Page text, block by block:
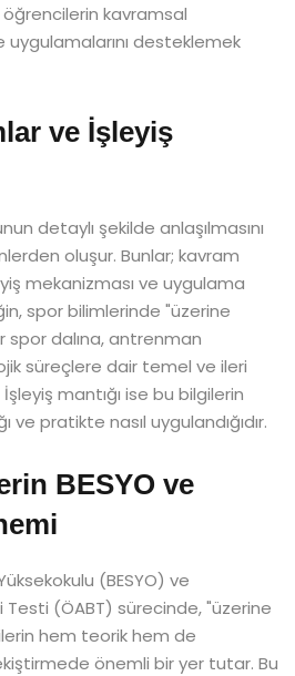
kavramsal
uygulamalarını desteklemek
ve İşleyiş
detaylı şekilde anlaşılmasını
oluşur. Bunlar; kavram
mekanizması ve uygulama
spor bilimlerinde "üzerine
spor dalına, antrenman
süreçlere dair temel ve ileri
mantığı ise bu bilgilerin
ve pratikte nasıl uygulandığıdır.
BESYO ve
(BESYO) ve
Testi (ÖABT) sürecinde, "üzerine
hem teorik hem de
önemli bir yer tutar. Bu